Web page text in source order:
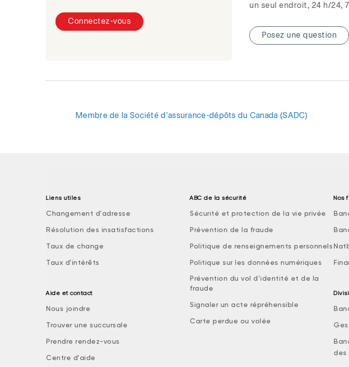
Connectez-vous
un seul endroit, 24 h/24,
Posez une question
Membre de la Société d'assurance-dépôts du Canada (SADC)
Liens utiles
Changement d'adresse
Résolution des insatisfactions
Taux de change
Taux d'intérêts
Aide et contact
Nous joindre
Trouver une succursale
Prendre rendez-vous
Centre d'aide
ABC de la sécurité
Sécurité et protection de la vie privée
Prévention de la fraude
Politique de renseignements personnels
Politique sur les données numériques
Prévention du vol d’identité et de la
fraude
Signaler un acte répréhensible
Carte perdue ou volée
Nos
des